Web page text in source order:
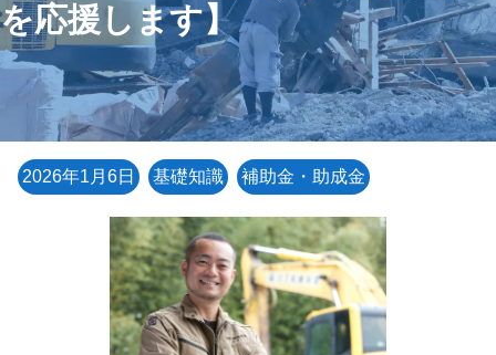
を応援します】
2026年1月6日 基礎知識 補助金・助成金